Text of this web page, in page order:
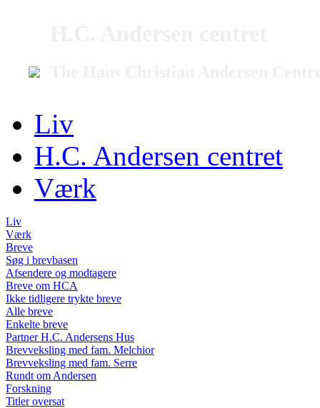
Liv
H.C. Andersen centret
Værk
Liv
Værk
Breve
Søg i brevbasen
Afsendere og modtagere
Breve om HCA
Ikke tidligere trykte breve
Alle breve
Enkelte breve
Partner H.C. Andersens Hus
Brevveksling med fam. Melchior
Brevveksling med fam. Serre
Rundt om Andersen
Forskning
Titler oversat